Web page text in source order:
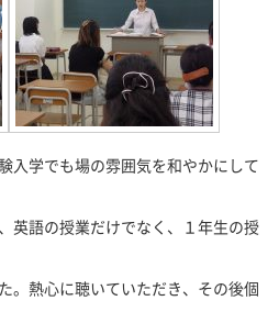
入学でも場の雰囲気を和やかにして
英語の授業だけでなく、１年生の授
。熱心に聴いていただき、その後個